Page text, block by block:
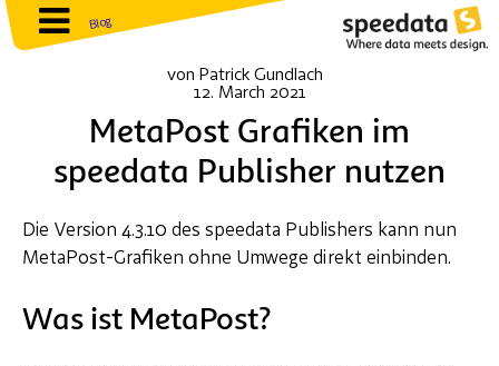
Blog
von Patrick Gundlach
12. March 2021
MetaPost Grafiken im
speedata Publisher nutzen
Die Version 4.3.10 des speedata Publishers kann nun
MetaPost-Grafiken ohne Umwege direkt einbinden.
Was ist MetaPost?